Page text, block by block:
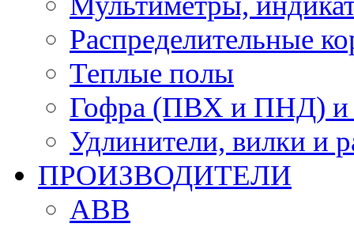
Распределительные
Теплые полы
Гофра (ПВХ и ПНД) и
Удлинители, вилки и
ПРОИЗВОДИТЕЛИ
ABB